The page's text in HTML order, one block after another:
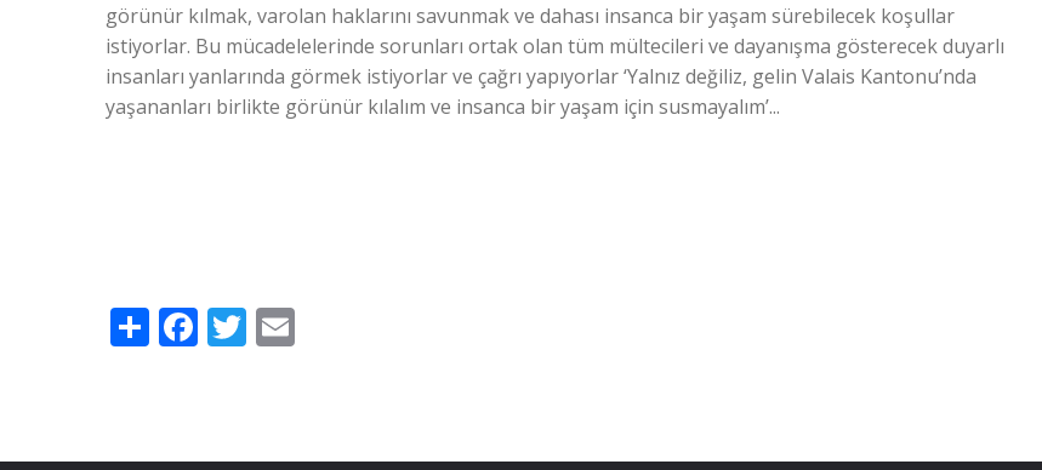
görünür kılmak, varolan haklarını savunmak ve dahası insanca bir yaşam sürebilecek koşullar
istiyorlar. Bu mücadelelerinde sorunları ortak olan tüm mültecileri ve dayanışma gösterecek duyarlı
insanları yanlarında görmek istiyorlar ve çağrı yapıyorlar ‘Yalnız değiliz, gelin Valais Kantonu’nda
yaşananları birlikte görünür kılalım ve insanca bir yaşam için susmayalım’...
ShareFacebook
Twitter